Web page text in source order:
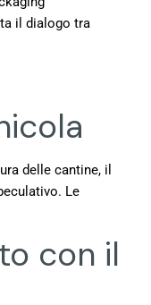
il dialogo tra
delle cantine, il
Le
con il